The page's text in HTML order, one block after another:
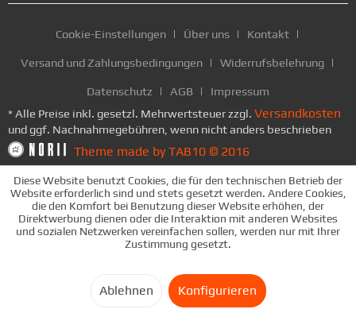
Cookie-Einstellungen Über uns Kontakt
Versand und Zahlungsbedingungen Widerrufsbelehrung
Datenschutz AGB
Impressum
* Alle Preise inkl. gesetzl. Mehrwertsteuer zzgl. Versandkosten
und ggf. Nachnahmegebühren, wenn nicht anders beschrieben
Theme made by TAB10 © 2016
Diese Website benutzt Cookies, die für den technischen Betrieb der
Website erforderlich sind und stets gesetzt werden. Andere Cookies,
die den Komfort bei Benutzung dieser Website erhöhen, der
Direktwerbung dienen oder die Interaktion mit anderen Websites
und sozialen Netzwerken vereinfachen sollen, werden nur mit Ihrer
Zustimmung gesetzt.
Ablehnen Konfigurieren